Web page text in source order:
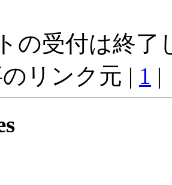
の受付は終了
リンク元 | 1 |